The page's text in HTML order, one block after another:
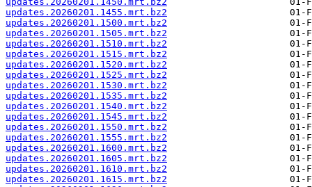
updates.20260201.1455.mrt.bz2
updates.20260201.1500.mrt.bz2
updates.20260201.1505.mrt.bz2
updates.20260201.1510.mrt.bz2
updates.20260201.1515.mrt.bz2
updates.20260201.1520.mrt.bz2
updates.20260201.1525.mrt.bz2
updates.20260201.1530.mrt.bz2
updates.20260201.1535.mrt.bz2
updates.20260201.1540.mrt.bz2
updates.20260201.1545.mrt.bz2
updates.20260201.1550.mrt.bz2
updates.20260201.1555.mrt.bz2
updates.20260201.1600.mrt.bz2
updates.20260201.1605.mrt.bz2
updates.20260201.1610.mrt.bz2
updates.20260201.1615.mrt.bz2